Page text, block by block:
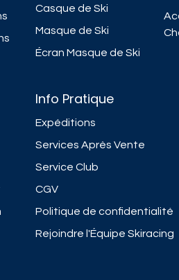
Info Pratique
Expéditions
Services Après Vente
Service Club
CGV
Politique de confidentialité
Rejoindre l'Équipe Skiracing
Casque de Ski
Masque de Ski
Écran Masque de Ski